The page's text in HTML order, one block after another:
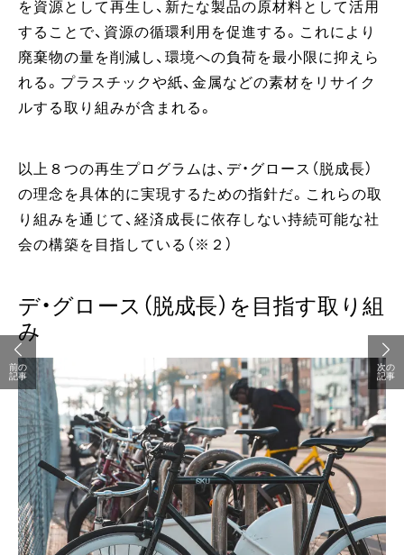
を資源として再生し、新たな製品の原材料として活用
することで、資源の循環利用を促進する。これにより
廃棄物の量を削減し、環境への負荷を最小限に抑えら
れる。プラスチックや紙、金属などの素材をリサイク
ルする取り組みが含まれる。
以上８つの再生プログラムは、デ・グロース（脱成長）
の理念を具体的に実現するための指針だ。これらの取
り組みを通じて、経済成長に依存しない持続可能な社
会の構築を目指している（※２）
デ・グロース（脱成長）を目指す取り組
み
前の
記事
次の
記事